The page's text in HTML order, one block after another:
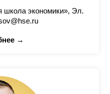
экономики», Эл.
→